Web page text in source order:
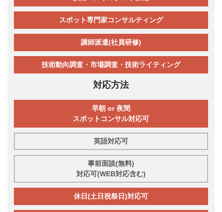
スポット専門家コンサルティング
講師派遣(社員研修)
技術動向調査・市場調査・技術ライティング
対応方法
早朝 or 夜間
スポットコンサル対応可
英語対応可
事前面談(無料)
対応可(WEB対応含む)
休日(土日祝祭日)対応可